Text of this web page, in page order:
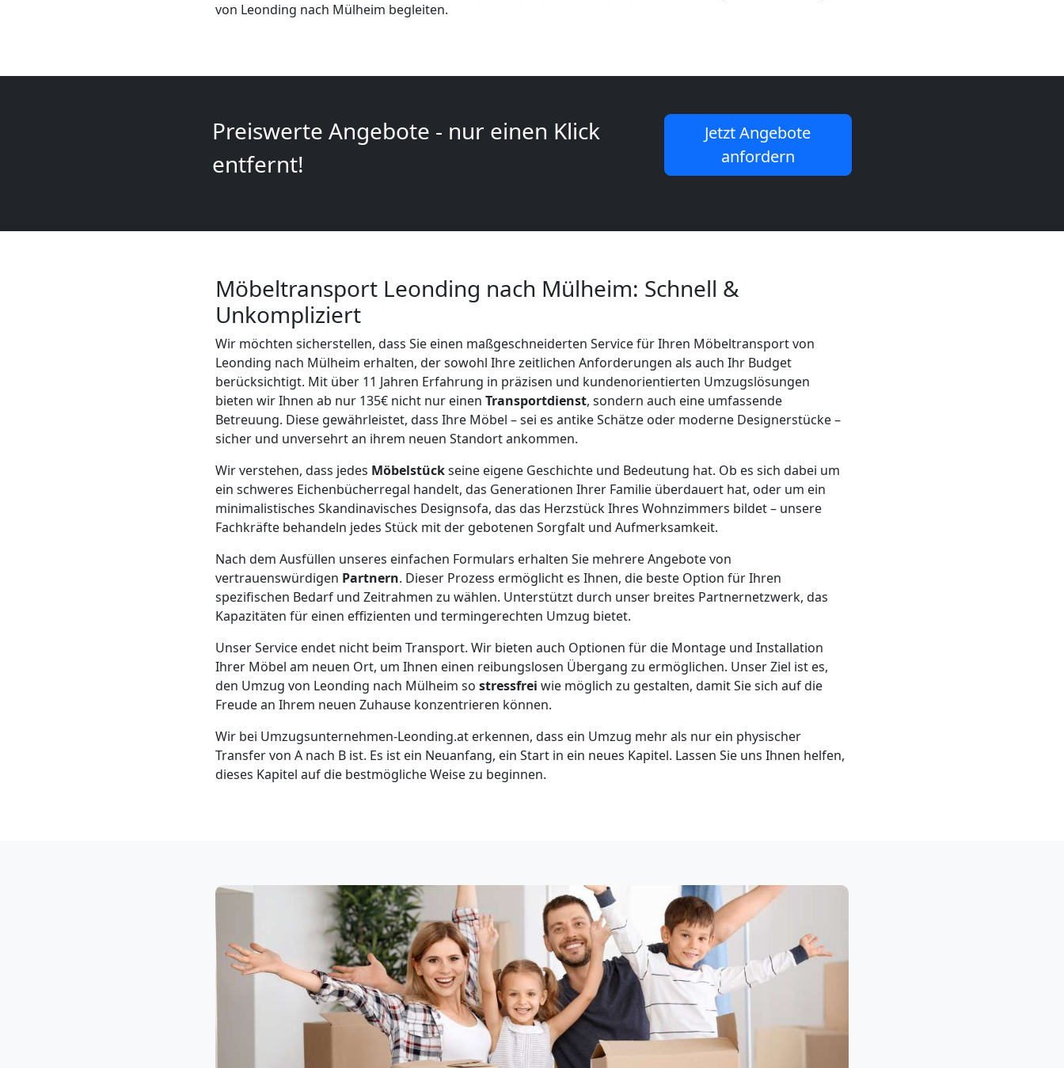
von Leonding nach Mülheim begleiten.
Preiswerte Angebote - nur einen Klick
entfernt!
Jetzt Angebote
anfordern
Möbeltransport Leonding nach Mülheim: Schnell &
Unkompliziert
Wir möchten sicherstellen, dass Sie einen maßgeschneiderten Service für Ihren Möbeltransport von
Leonding nach Mülheim erhalten, der sowohl Ihre zeitlichen Anforderungen als auch Ihr Budget
berücksichtigt. Mit über 11 Jahren Erfahrung in präzisen und kundenorientierten Umzugslösungen
bieten wir Ihnen ab nur 135€ nicht nur einen Transportdienst, sondern auch eine umfassende
Betreuung. Diese gewährleistet, dass Ihre Möbel – sei es antike Schätze oder moderne Designerstücke –
sicher und unversehrt an ihrem neuen Standort ankommen.
Wir verstehen, dass jedes Möbelstückseine eigene Geschichte und Bedeutung hat. Ob es sich dabei um
ein schweres Eichenbücherregal handelt, das Generationen Ihrer Familie überdauert hat, oder um ein
minimalistisches Skandinavisches Designsofa, das das Herzstück Ihres Wohnzimmers bildet – unsere
Fachkräfte behandeln jedes Stück mit der gebotenen Sorgfalt und Aufmerksamkeit.
Nach dem Ausfüllen unseres einfachen Formulars erhalten Sie mehrere Angebote von
vertrauenswürdigen Partnern. Dieser Prozess ermöglicht es Ihnen, die beste Option für Ihren
spezifischen Bedarf und Zeitrahmen zu wählen. Unterstützt durch unser breites Partnernetzwerk, das
Kapazitäten für einen effizienten und termingerechten Umzug bietet.
Unser Service endet nicht beim Transport. Wir bieten auch Optionen für die Montage und Installation
Ihrer Möbel am neuen Ort, um Ihnen einen reibungslosen Übergang zu ermöglichen. Unser Ziel ist es,
den Umzug von Leonding nach Mülheim so stressfrei wie möglich zu gestalten, damit Sie sich auf die
Freude an Ihrem neuen Zuhause konzentrieren können.
Wir bei Umzugsunternehmen-Leonding.at erkennen, dass ein Umzug mehr als nur ein physischer
Transfer von A nach B ist. Es ist ein Neuanfang, ein Start in ein neues Kapitel. Lassen Sie uns Ihnen helfen,
dieses Kapitel auf die bestmögliche Weise zu beginnen.
LKW
Klaviertransport